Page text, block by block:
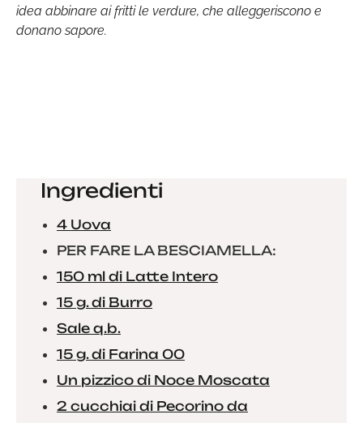
idea abbinare ai fritti le verdure, che alleggeriscono e
donano sapore.
Ingredienti
4 Uova
PER FARE LA BESCIAMELLA:
150 ml di Latte Intero
15 g. di Burro
Sale q.b.
15 g. di Farina 00
Un pizzico di Noce Moscata
2 cucchiai di Pecorino da